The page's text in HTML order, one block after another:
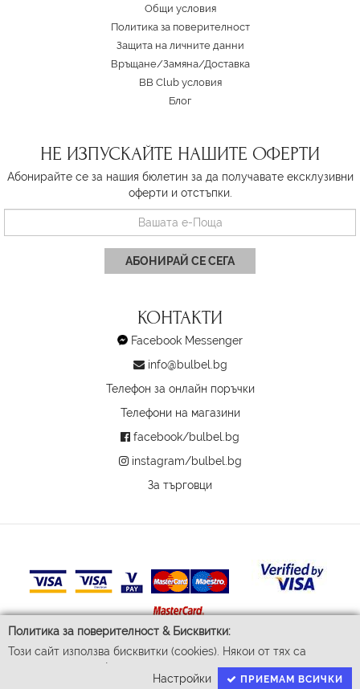
Политика за поверителност & Бисквитки:
Този сайт използва бисквитки (cookies). Някои от тях са
задължителни за функционирането му, докато други ни
помагат да подобрим Вашето преживяване. За да доставим
Настройки ПРИЕМАМ ВСИЧКИ
Oбщи условия
Политика за поверителност
Защита на личните данни
Връщане/Замяна/Доставка
BB Club условия
Блог
НЕ ИЗПУСКАЙТЕ НАШИТЕ ОФЕРТИ
Абонирайте се за нашия бюлетин за да получавате ексклузивни
оферти и отстъпки.
АБОНИРАЙ СЕ СЕГА
КОНТАКТИ
Facebook Messenger
info@bulbel.bg
Телефон за онлайн поръчки
Телефони на магазини
facebook/bulbel.bg
instagram/bulbel.bg
За търговци
© 2026 Бул-Бел ЕООД
Всички права запазени